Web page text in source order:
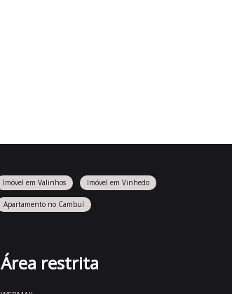
Imóvel em Valinhos Imóvel em Vinhedo
Apartamento no Cambuí
Área restrita